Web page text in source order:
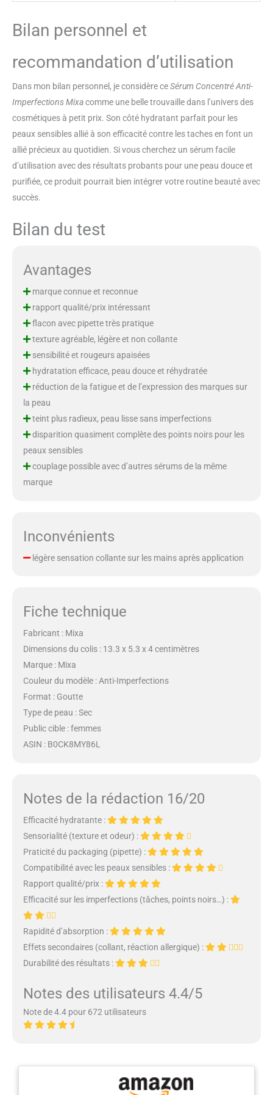
Bilan personnel et
recommandation d’utilisation
Dans mon bilan personnel, je considère ceSérum Concentré Anti-
Imperfections Mixacomme une belle trouvaille dans l’univers des
cosmétiques à petit prix. Son côté hydratant parfait pour les
peaux sensibles allié à son efficacité contre les taches en font un
allié précieux au quotidien. Si vous cherchez un sérum facile
d’utilisation avec des résultats probants pour une peau douce et
purifiée, ce produit pourrait bien intégrer votre routine beauté avec
succès.
Bilan du test
Avantages
marque connue et reconnue
rapport qualité/prix intéressant
flacon avec pipette très pratique
texture agréable, légère et non collante
sensibilité et rougeurs apaisées
hydratation efficace, peau douce et réhydratée
réduction de la fatigue et de l’expression des marques sur
la peau
teint plus radieux, peau lisse sans imperfections
disparition quasiment complète des points noirs pour les
peaux sensibles
couplage possible avec d’autres sérums de la même
marque
Inconvénients
légère sensation collante sur les mains après application
Fiche technique
Fabricant : Mixa
Dimensions du colis : 13.3 x 5.3 x 4 centimètres
Marque : Mixa
Couleur du modèle : Anti-Imperfections
Format : Goutte
Type de peau : Sec
Public cible : femmes
ASIN : B0CK8MY86L
Notes de la rédaction 16/20
Efficacité hydratante :
Sensorialité (texture et odeur) :
Praticité du packaging (pipette) :
Compatibilité avec les peaux sensibles :
Rapport qualité/prix :
Efficacité sur les imperfections (tâches, points noirs…) :
Rapidité d’absorption :
Effets secondaires (collant, réaction allergique) :
Durabilité des résultats :
Notes des utilisateurs 4.4/5
Note de 4.4 pour 672 utilisateurs